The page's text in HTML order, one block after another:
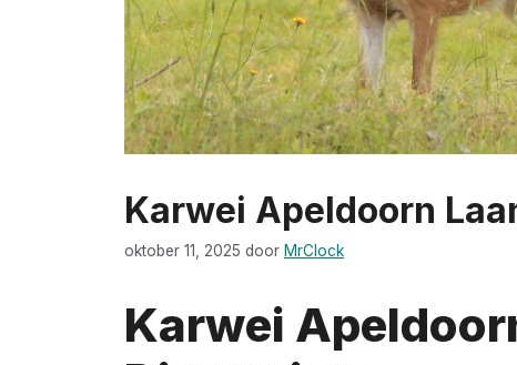
Karwei Apeldoorn
oktober 11, 2025 door MrClock
Karwei